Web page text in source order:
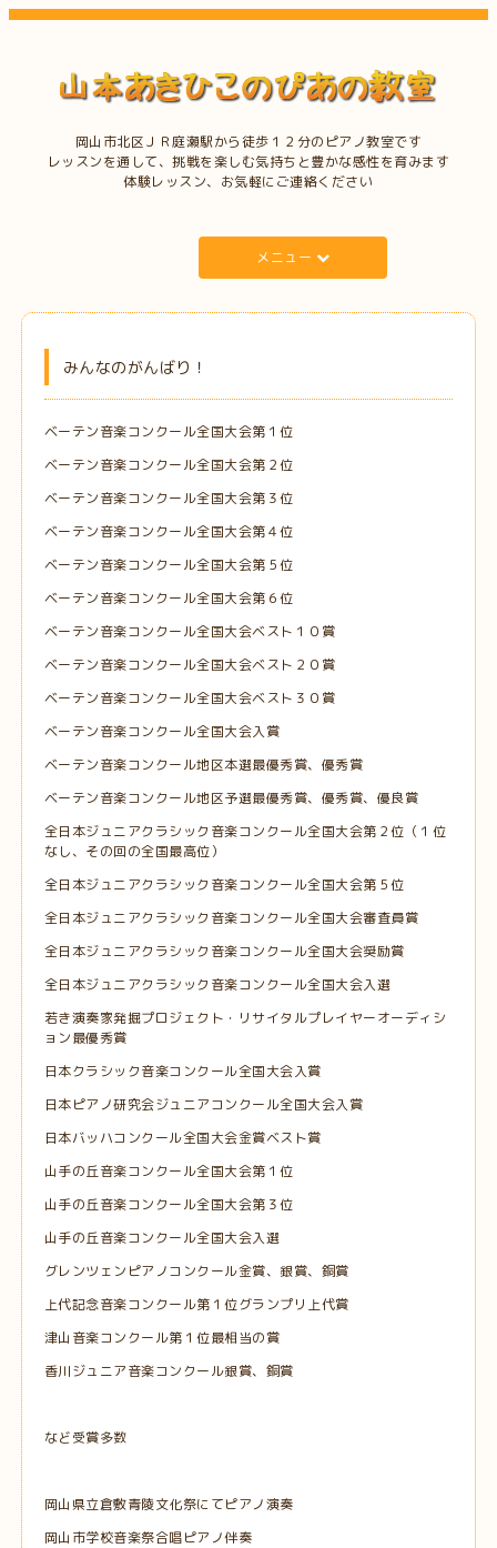
岡山市北区ＪＲ庭瀬駅から徒歩１２分のピアノ教室です
レッスンを通して、挑戦を楽しむ気持ちと豊かな感性を育みます
体験レッスン、お気軽にご連絡ください
メニュー
みんなのがんばり！
ベーテン音楽コンクール全国大会第１位
ベーテン音楽コンクール全国大会第２位
ベーテン音楽コンクール全国大会第３位
ベーテン音楽コンクール全国大会第４位
ベーテン音楽コンクール全国大会第５位
ベーテン音楽コンクール全国大会第６位
ベーテン音楽コンクール全国大会ベスト１０賞
ベーテン音楽コンクール全国大会ベスト２０賞
ベーテン音楽コンクール全国大会ベスト３０賞
ベーテン音楽コンクール全国大会入賞
ベーテン音楽コンクール地区本選最優秀賞、優秀賞
ベーテン音楽コンクール地区予選最優秀賞、優秀賞、優良賞
全日本ジュニアクラシック音楽コンクール全国大会第２位（１位
なし、その回の全国最高位）
全日本ジュニアクラシック音楽コンクール全国大会第５位
全日本ジュニアクラシック音楽コンクール全国大会審査員賞
全日本ジュニアクラシック音楽コンクール全国大会奨励賞
全日本ジュニアクラシック音楽コンクール全国大会入選
若き演奏家発掘プロジェクト・リサイタルプレイヤーオーディシ
ョン最優秀賞
日本クラシック音楽コンクール全国大会入賞
日本ピアノ研究会ジュニアコンクール全国大会入賞
日本バッハコンクール全国大会金賞ベスト賞
山手の丘音楽コンクール全国大会第１位
山手の丘音楽コンクール全国大会第３位
山手の丘音楽コンクール全国大会入選
グレンツェンピアノコンクール金賞、銀賞、銅賞
上代記念音楽コンクール第１位グランプリ上代賞
津山音楽コンクール第１位最相当の賞
香川ジュニア音楽コンクール銀賞、銅賞
など受賞多数
岡山県立倉敷青陵文化祭にてピアノ演奏
岡山市学校音楽祭合唱ピアノ伴奏